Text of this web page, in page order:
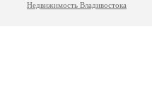
Недвижимость Владивостока